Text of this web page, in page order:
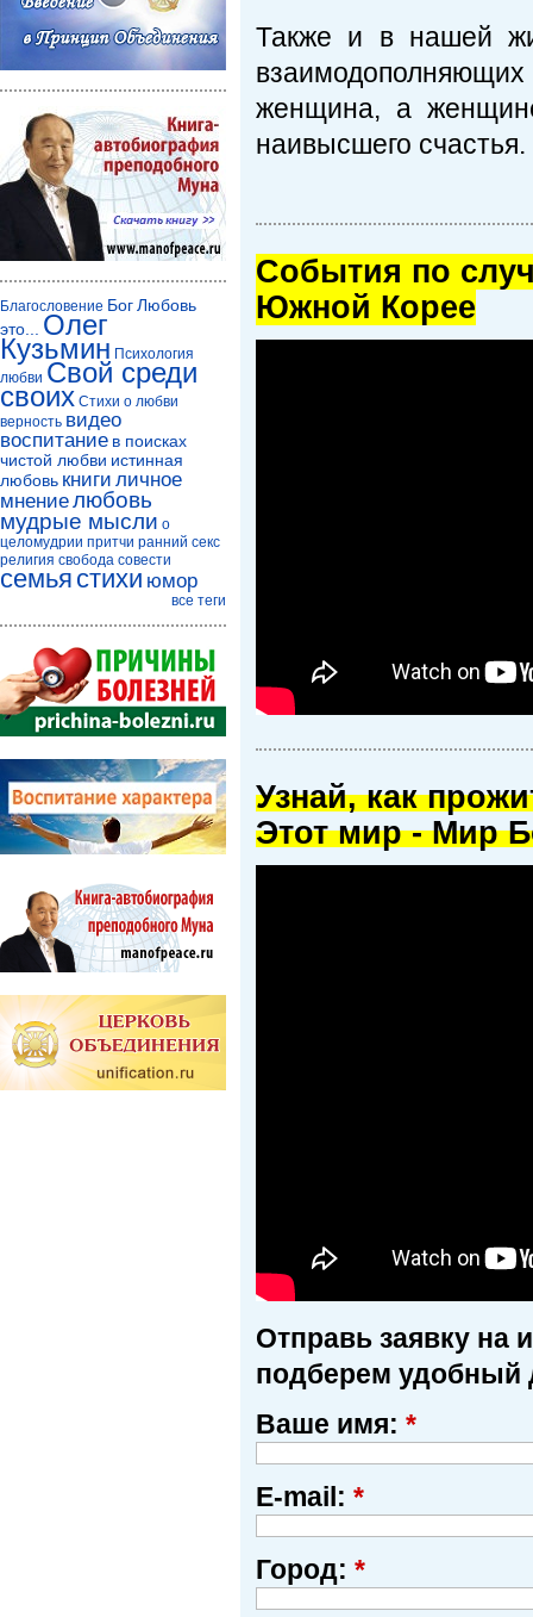
Также и в нашей
женщина, а
наивысшего счастья.
Cобытия по
Южной Корее
Узнай, как
Этот мир - Мир
Отправь заявку на
подберем удобный
Ваше имя: *
E-mail: *
Город: *
Благословение БогЛюбовь
это...
Олег
Кузьмин Психология
любви Свой среди
своих Стихи о любви
верность видео
воспитание в поисках
чистой любви истинная
любовь книги личное
мнениелюбовь
мудрые мысли о
целомудрии притчи ранний секс
религия свобода совести
семья стихи юмор
все теги